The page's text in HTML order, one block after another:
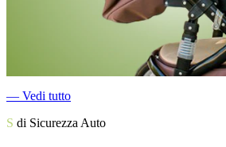
― Vedi tutto
S di Sicurezza Auto